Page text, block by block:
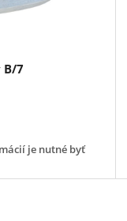
B/7
je nutné byť